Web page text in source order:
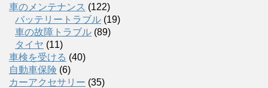
車のメンテナンス (122)
バッテリートラブル (19)
車の故障トラブル (89)
タイヤ (11)
車検を受ける (40)
自動車保険 (6)
カーアクセサリー (35)